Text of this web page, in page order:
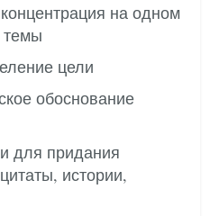
на одном
темы
цели
обоснование
для придания
истории,